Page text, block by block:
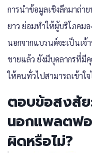
การนำข้อมูลเชิงลึกมาถ่
ยาว ย่อมทำให้ผู้บริโภคม
นอกจากแบรนด์จะเป็นเจ้
ขายแล้ว ยังมีบุคลากรที่มี
ให้คนทั่วไปสามารถเข้าใ
ตอบข้อสงสั
นอกแพลตฟอ
ผิดหรือไม่?